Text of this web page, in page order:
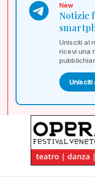
New
Notizie
Unisciti al
ricevi una
Unisciti